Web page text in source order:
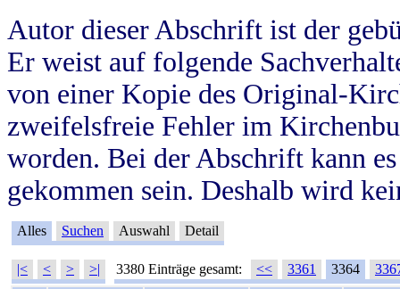
Autor dieser Abschrift ist der
Er weist auf folgende
von einer Kopie des Original-
zweifelsfreie Fehler im
worden. Bei der Abschrift kann
gekommen sein. Deshalb wird
Alles Suchen Auswahl Detail
|< < > >| 3380 Einträge gesamt: << 3361 3364